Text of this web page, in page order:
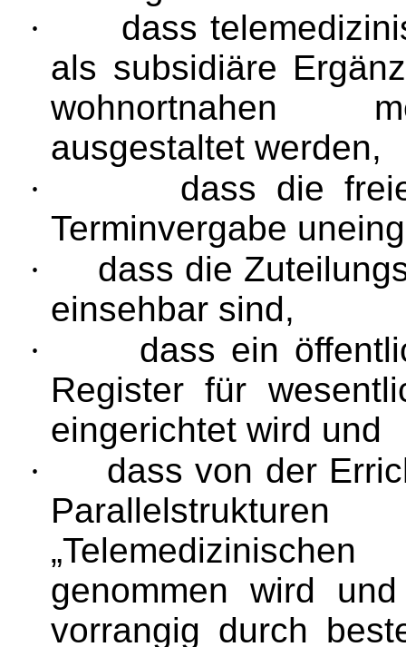
·
dass
als subsidiäre
wohnortnahen
ausgestaltet werden,
·
dass die
Terminvergabe
·
dass die
einsehbar sind,
·
dass ein
Register für
eingerichtet wird und
·
dass von der
genommen wird
vorrangig durch